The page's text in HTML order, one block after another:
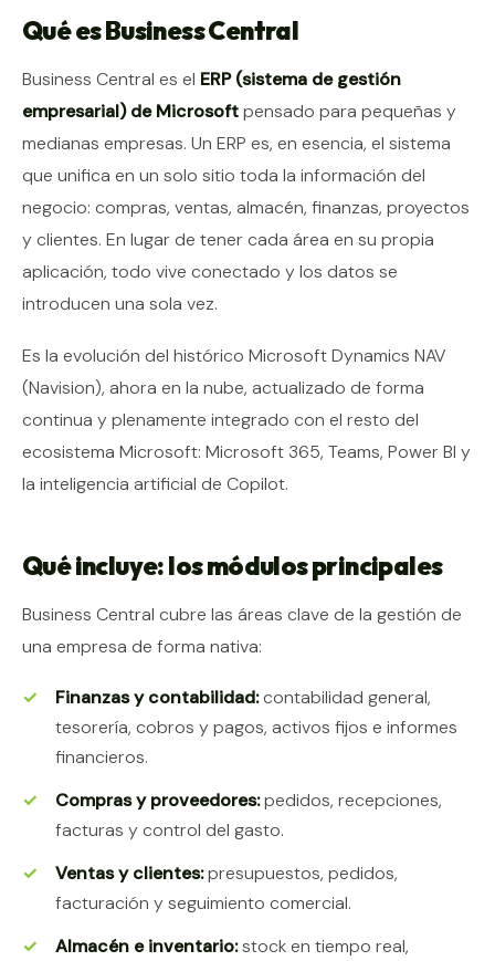
Qué es Business Central
Business Central es el ERP (sistema de gestión
empresarial) de Microsoftpensado para pequeñas y
medianas empresas. Un ERP es, en esencia, el sistema
que unifica en un solo sitio toda la información del
negocio: compras, ventas, almacén, finanzas, proyectos
y clientes. En lugar de tener cada área en su propia
aplicación, todo vive conectado y los datos se
introducen una sola vez.
Es la evolución del histórico Microsoft Dynamics NAV
(Navision), ahora en la nube, actualizado de forma
continua y plenamente integrado con el resto del
ecosistema Microsoft: Microsoft 365, Teams, Power BI y
la inteligencia artificial de Copilot.
Qué incluye: los módulos principales
Business Central cubre las áreas clave de la gestión de
una empresa de forma nativa:
Finanzas y contabilidad:contabilidad general,
tesorería, cobros y pagos, activos fijos e informes
financieros.
Compras y proveedores:pedidos, recepciones,
facturas y control del gasto.
Ventas y clientes:presupuestos, pedidos,
facturación y seguimiento comercial.
Almacén e inventario:stock en tiempo real,